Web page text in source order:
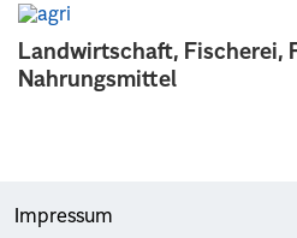
Landwirtschaft, Fischerei,
Nahrungsmittel
Impressum